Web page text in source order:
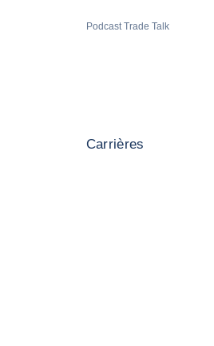
Podcast Trade Talk
Carrières